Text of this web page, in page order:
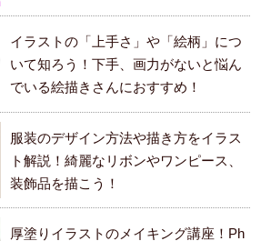
イラストの「上手さ」や「絵柄」につ
いて知ろう！下手、画力がないと悩ん
でいる絵描きさんにおすすめ！
服装のデザイン方法や描き方をイラス
ト解説！綺麗なリボンやワンピース、
装飾品を描こう！
厚塗りイラストのメイキング講座！Ph